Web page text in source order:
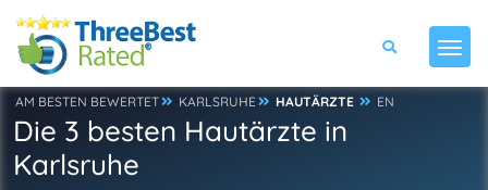
AM BESTEN BEWERTET KARLSRUHE HAUTÄRZTE EN
Die 3 besten Hautärzte in
Karlsruhe